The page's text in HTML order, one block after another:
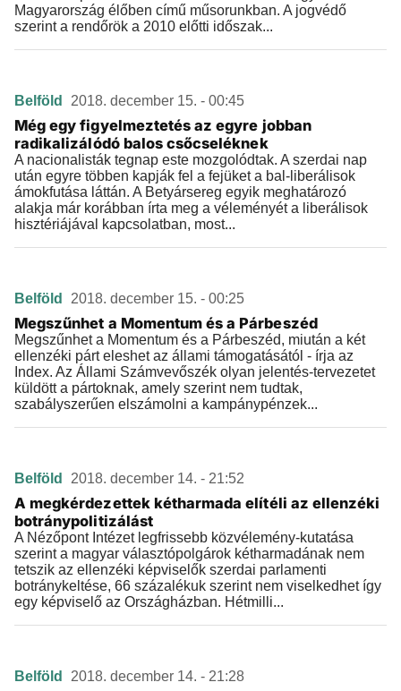
Magyarország élőben című műsorunkban. A jogvédő
szerint a rendőrök a 2010 előtti időszak...
Belföld 2018. december 15. - 00:45
Még egy figyelmeztetés az egyre jobban
radikalizálódó balos csőcseléknek
A nacionalisták tegnap este mozgolódtak. A szerdai nap
után egyre többen kapják fel a fejüket a bal-liberálisok
ámokfutása láttán. A Betyársereg egyik meghatározó
alakja már korábban írta meg a véleményét a liberálisok
hisztériájával kapcsolatban, most...
Belföld 2018. december 15. - 00:25
Megszűnhet a Momentum és a Párbeszéd
Megszűnhet a Momentum és a Párbeszéd, miután a két
ellenzéki párt eleshet az állami támogatásától - írja az
Index. Az Állami Számvevőszék olyan jelentés-tervezetet
küldött a pártoknak, amely szerint nem tudtak,
szabályszerűen elszámolni a kampánypénzek...
Belföld 2018. december 14. - 21:52
A megkérdezettek kétharmada elítéli az ellenzéki
botránypolitizálást
A Nézőpont Intézet legfrissebb közvélemény-kutatása
szerint a magyar választópolgárok kétharmadának nem
tetszik az ellenzéki képviselők szerdai parlamenti
botránykeltése, 66 százalékuk szerint nem viselkedhet így
egy képviselő az Országházban. Hétmilli...
Belföld 2018. december 14. - 21:28